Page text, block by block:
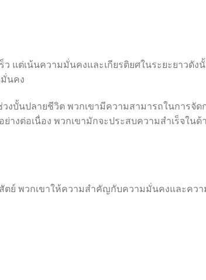
ว แต่เน้นความมั่นคงและเกียรติยศในระยะยาวดัง
มั่นคง
งบั้นปลายชีวิต พวกเขามีความสามารถในการจัด
างต่อเนื่อง พวกเขามักจะประสบความสำเร็จในด้
ตย์ พวกเขาให้ความสำคัญกับความมั่นคงและควา